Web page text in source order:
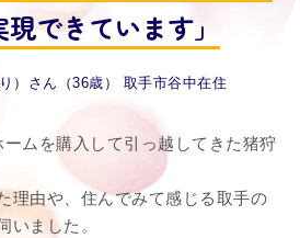
できています」
）さん（36歳） 取手市谷中在住
ムを購入して引っ越してきた猪狩
理由や、住んでみて感じる取手の
いました。